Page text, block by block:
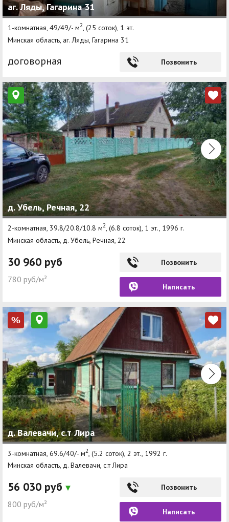
аг. Ляды, Гагарина 31
1-комнатная, 49/49/- м2 , (25 соток), 1 эт.
Минская область, аг. Ляды, Гагарина 31
договорная Позвонить
д. Убель, Речная, 22
2-комнатная, 39.8/20.8/10.8 м2, (6.8 соток), 1 эт., 1996 г.
Минская область, д. Убель, Речная, 22
30 960 руб
780 руб/м²
Позвонить
Написать
%
д. Валевачи, с.т Лира
3-комнатная, 69.6/40/- м2 , (5.2 соток), 2 эт., 1992 г.
Минская область, д. Валевачи, с.т Лира
56 030 руб
800 руб/м²
Позвонить
Написать